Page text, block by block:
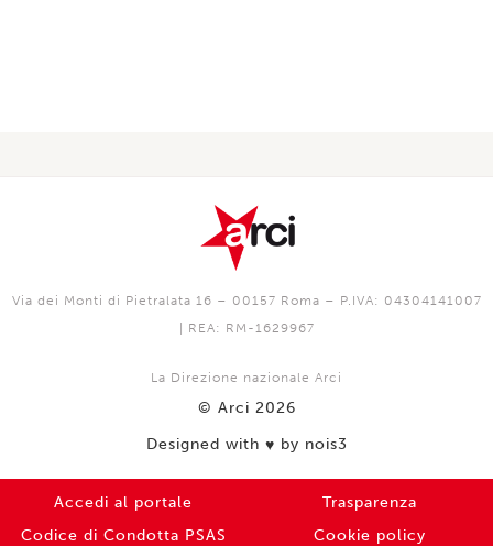
Via dei Monti di Pietralata 16 – 00157 Roma – P.IVA: 04304141007
| REA: RM-1629967
La Direzione nazionale Arci
© Arci 2026
Designed with ♥️ by nois3
Accedi al portale
Trasparenza
Codice di Condotta PSAS
Cookie policy